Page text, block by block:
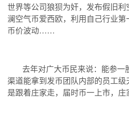
世界等公司狼狈为奸，发布假旧
澜空气币爱西欧，利用自己行业
币价波动……
去年对广大币民来说：能参一
渠道能拿到发币团队内部的员工
是跟着庄家走，届时币一上市，庄